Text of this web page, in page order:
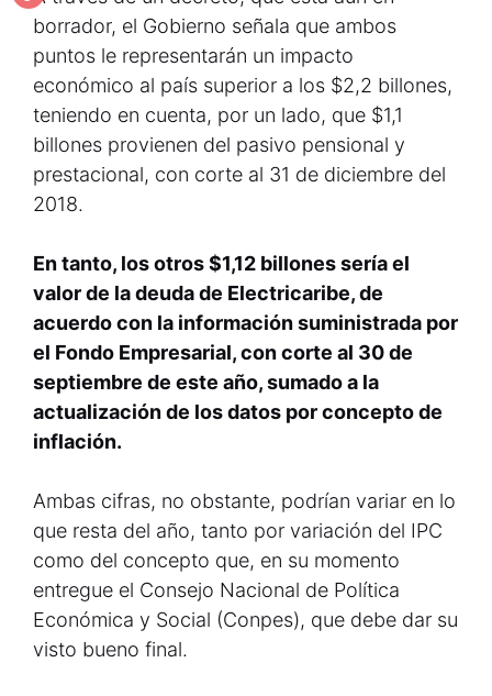
borrador, el Gobierno señala que ambos
puntos le representarán un impacto
económico al país superior a los $2,2 billones,
teniendo en cuenta, por un lado, que $1,1
billones provienen del pasivo pensional y
prestacional, con corte al 31 de diciembre del
2018.
En tanto, los otros $1,12 billones sería el
valor de la deuda de Electricaribe, de
acuerdo con la información suministrada por
el Fondo Empresarial, con corte al 30 de
septiembre de este año, sumado a la
actualización de los datos por concepto de
inflación.
Ambas cifras, no obstante, podrían variar en lo
que resta del año, tanto por variación del IPC
como del concepto que, en su momento
entregue el Consejo Nacional de Política
Económica y Social (Conpes), que debe dar su
visto bueno final.